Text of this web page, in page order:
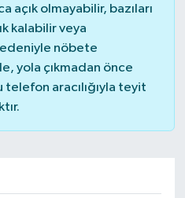
açık olmayabilir, bazıları
kalabilir veya
nöbete
yola çıkmadan önce
aracılığıyla teyit